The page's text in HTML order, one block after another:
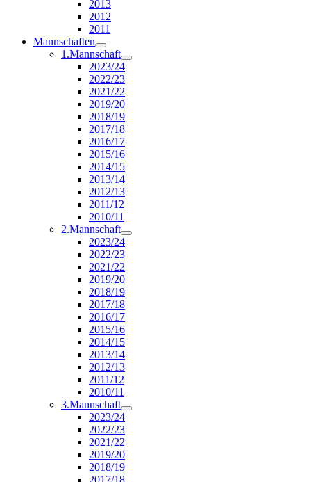
2013
2012
2011
Mannschaften
1.Mannschaft
2023/24
2022/23
2021/22
2019/20
2018/19
2017/18
2016/17
2015/16
2014/15
2013/14
2012/13
2011/12
2010/11
2.Mannschaft
2023/24
2022/23
2021/22
2019/20
2018/19
2017/18
2016/17
2015/16
2014/15
2013/14
2012/13
2011/12
2010/11
3.Mannschaft
2023/24
2022/23
2021/22
2019/20
2018/19
2017/18